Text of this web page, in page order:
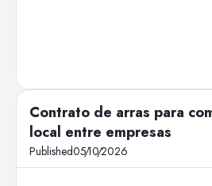
Contrato de arras para
local entre empresas
Published05/10/2026